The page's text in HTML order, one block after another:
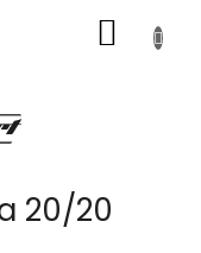
KOŠÍK
20/20